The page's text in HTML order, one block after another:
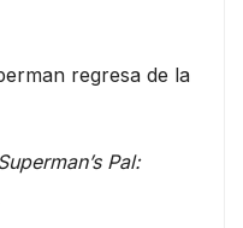
regresa de la
Pal: